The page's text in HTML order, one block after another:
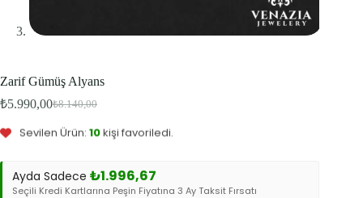
Zarif Gümüş Alyans
₺8.140,00
Orijinal
₺8.140,00.
₺5.990,00Şu
fiyat:
Bu ürünü şu an5kişi inceliyor.
Bu ürün1kişinin sepetinde.
Sevilen Ürün: 10kişi favoriledi.
Ayda Sadece ₺1.996,67
Seçili Kredi Kartlarına Peşin Fiyatına 3 Ay Taksit Fırsatı